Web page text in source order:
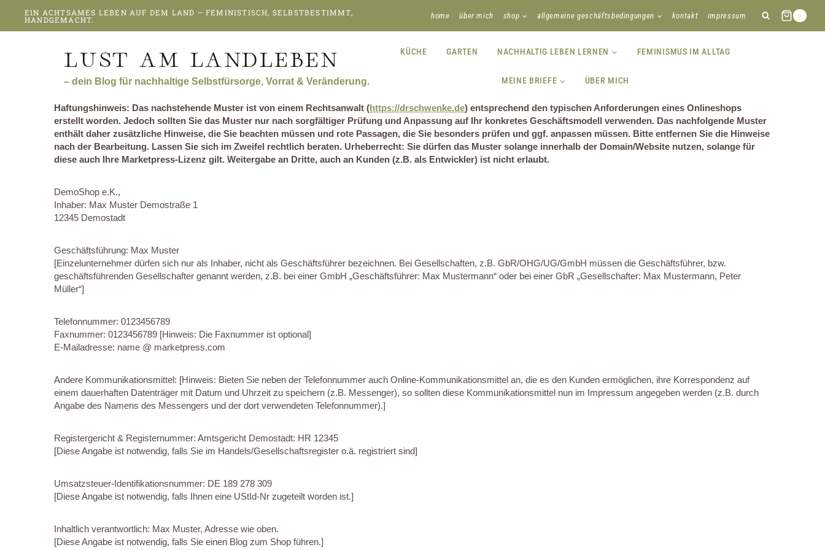
springen
EIN ACHTSAMES LEBEN AUF DEM LAND – FEMINISTISCH, SELBSTBESTIMMT,
HANDGEMACHT. home über mich shop allgemeine geschäftsbedingungen kontakt impressum 0
LUST AM LANDLEBEN
– dein Blog für nachhaltige Selbstfürsorge, Vorrat & Veränderung.
KÜCHE GARTEN NACHHALTIG LEBEN LERNEN FEMINISMUS IM ALLTAG
MEINE BRIEFE ÜBER MICH
Haftungshinweis: Das nachstehende Muster ist von einem Rechtsanwalt (https://drschwenke.de) entsprechend den typischen Anforderungen eines Onlineshops
erstellt worden. Jedoch sollten Sie das Muster nur nach sorgfältiger Prüfung und Anpassung auf Ihr konkretes Geschäftsmodell verwenden. Das nachfolgende Muster
enthält daher zusätzliche Hinweise, die Sie beachten müssen und rote Passagen, die Sie besonders prüfen und ggf. anpassen müssen. Bitte entfernen Sie die Hinweise
nach der Bearbeitung. Lassen Sie sich im Zweifel rechtlich beraten. Urheberrecht: Sie dürfen das Muster solange innerhalb der Domain/Website nutzen, solange für
diese auch Ihre Marketpress-Lizenz gilt. Weitergabe an Dritte, auch an Kunden (z.B. als Entwickler) ist nicht erlaubt.
DemoShop e.K.,
Inhaber: Max Muster Demostraße 1
12345 Demostadt
Geschäftsführung: Max Muster
[Einzelunternehmer dürfen sich nur als Inhaber, nicht als Geschäftsführer bezeichnen. Bei Gesellschaften, z.B. GbR/OHG/UG/GmbH müssen die Geschäftsführer, bzw.
geschäftsführenden Gesellschafter genannt werden, z.B. bei einer GmbH „Geschäftsführer: Max Mustermann“ oder bei einer GbR „Gesellschafter: Max Mustermann, Peter
Müller“]
Telefonnummer: 0123456789
Faxnummer: 0123456789 [Hinweis: Die Faxnummer ist optional]
E-Mailadresse: name @ marketpress.com
Andere Kommunikationsmittel: [Hinweis: Bieten Sie neben der Telefonnummer auch Online-Kommunikationsmittel an, die es den Kunden ermöglichen, ihre Korrespondenz auf
einem dauerhaften Datenträger mit Datum und Uhrzeit zu speichern (z.B. Messenger), so sollten diese Kommunikationsmittel nun im Impressum angegeben werden (z.B. durch
Angabe des Namens des Messengers und der dort verwendeten Telefonnummer).]
Registergericht & Registernummer: Amtsgericht Demostadt: HR 12345
[Diese Angabe ist notwendig, falls Sie im Handels/Gesellschaftsregister o.ä. registriert sind]
Umsatzsteuer-Identifikationsnummer: DE 189 278 309
[Diese Angabe ist notwendig, falls Ihnen eine UStId-Nr zugeteilt worden ist.]
Inhaltlich verantwortlich: Max Muster, Adresse wie oben.
[Diese Angabe ist notwendig, falls Sie einen Blog zum Shop führen.]